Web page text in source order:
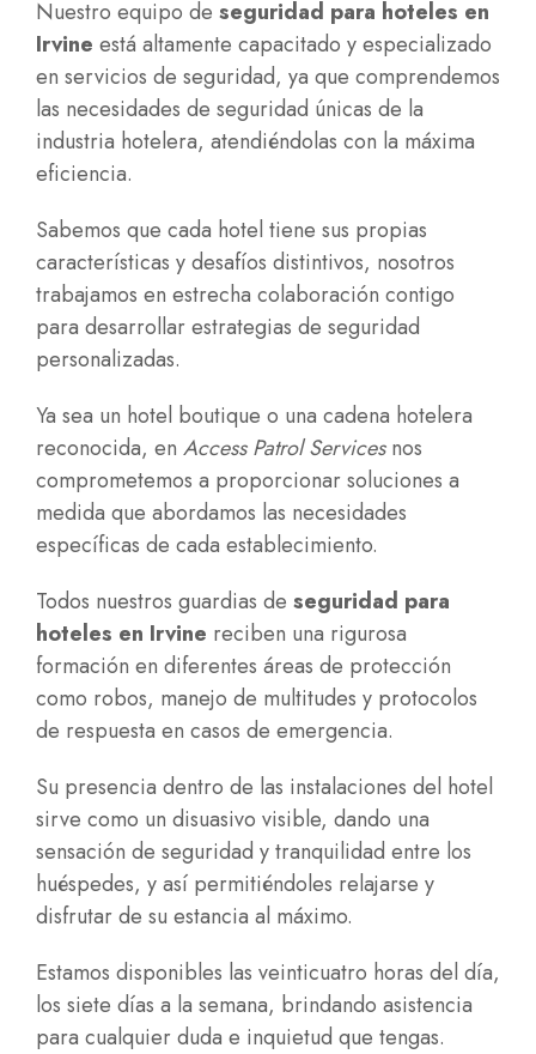
Nuestro equipo de seguridad para hoteles en
Irvine está altamente capacitado y especializado
en servicios de seguridad, ya que comprendemos
las necesidades de seguridad únicas de la
industria hotelera, atendiéndolas con la máxima
eficiencia.
Sabemos que cada hotel tiene sus propias
características y desafíos distintivos, nosotros
trabajamos en estrecha colaboración contigo
para desarrollar estrategias de seguridad
personalizadas.
Ya sea un hotel boutique o una cadena hotelera
reconocida, en Access Patrol Services nos
comprometemos a proporcionar soluciones a
medida que abordamos las necesidades
específicas de cada establecimiento.
Todos nuestros guardias de seguridad para
hoteles en Irvine reciben una rigurosa
formación en diferentes áreas de protección
como robos, manejo de multitudes y protocolos
de respuesta en casos de emergencia.
Su presencia dentro de las instalaciones del hotel
sirve como un disuasivo visible, dando una
sensación de seguridad y tranquilidad entre los
huéspedes, y así permitiéndoles relajarse y
disfrutar de su estancia al máximo.
Estamos disponibles las veinticuatro horas del día,
los siete días a la semana, brindando asistencia
para cualquier duda e inquietud que tengas.